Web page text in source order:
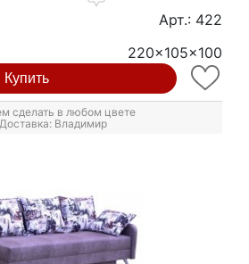
Арт.: 422
220x105x100
Купить
сделать в любом цвете
Владимир